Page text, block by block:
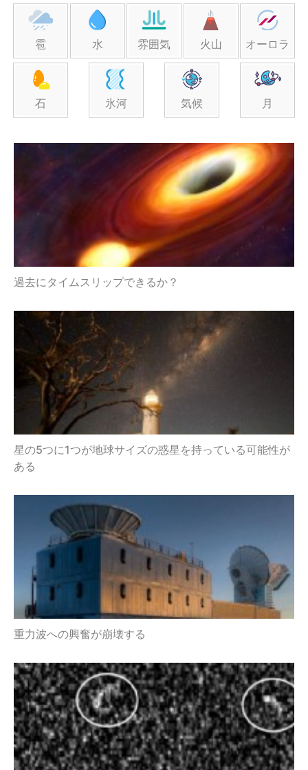
雹 水 雰囲気 火山 オーロラ
石 氷河 気候 月
過去にタイムスリップできるか？
星の5つに1つが地球サイズの惑星を持っている可能性が
ある
重力波への興奮が崩壊する